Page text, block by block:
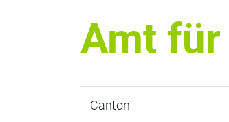
Amt für
Canton